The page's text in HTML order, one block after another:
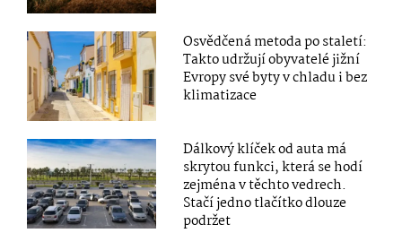
Osvědčená metoda po staletí:
Takto udržují obyvatelé jižní
Evropy své byty v chladu i bez
klimatizace
Dálkový klíček od auta má
skrytou funkci, která se hodí
zejména v těchto vedrech.
Stačí jedno tlačítko dlouze
podržet